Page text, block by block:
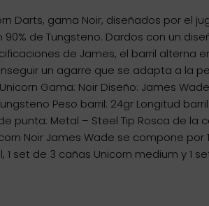
Darts, gama Noir, diseñados por el
de Tungsteno. Dardos con un
de James, el barril alterna
un agarre que se adapta a la
Gama: Noir Diseño: James
Peso barril: 24gr Longitud
punta: Metal – Steel Tip Rosca de la
Noir James Wade se compone por
set de 3 cañas Unicorn medium y 1